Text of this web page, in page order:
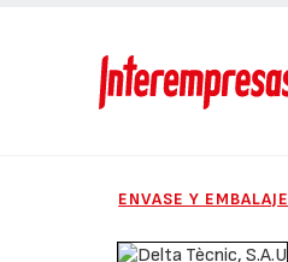
ENVASE Y EMBALAJE